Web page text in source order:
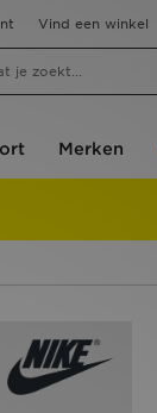
Vind een winkel
Merken